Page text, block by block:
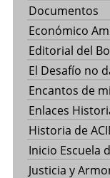
Documentos
Económico
Editorial del
El Desafío no
Encantos de
Enlaces
Historia de
Inicio Escuela
Justicia y